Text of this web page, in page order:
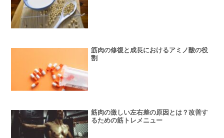
筋肉の修復と成長におけるアミノ酸の役
割
筋肉の激しい左右差の原因とは？改善す
るための筋トレメニュー